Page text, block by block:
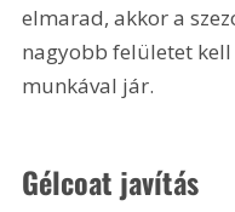
elmarad, akkor a
nagyobb felületet
munkával jár.
Gélcoat javítás